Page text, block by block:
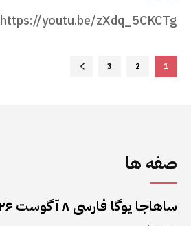
https://youtu.be/zXdq_5CKCTg
1
2
3
صفه ها
ساهاجا یوگا فارسی ۸ آگوست ۲۰۲۶